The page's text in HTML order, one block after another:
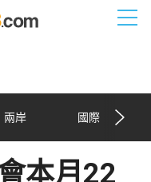
兩岸 國際
本月22